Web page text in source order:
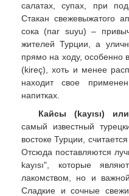
салатах, супах, при
Стакан свежевыжатого
сока (nar suyu) –
жителей Турции, а
прямо на ходу, особенно
(kireç), хоть и менее
находит свое
напитках.
Кайсы (kayısı)
самый известный
востоке Турции,
Отсюда поставляются
kayısı", которые
лакомством, но и
Сладкие и сочные